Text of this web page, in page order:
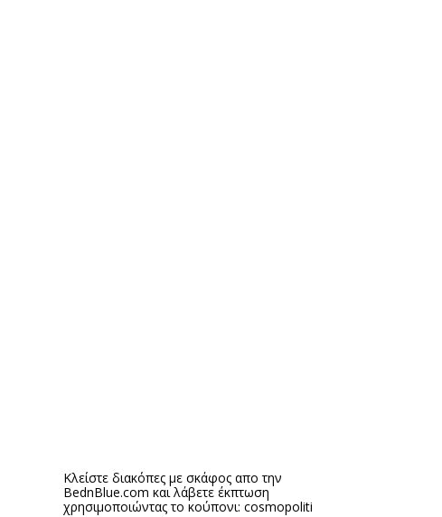
Κλείστε διακόπες με σκάφος απο την
BednBlue.com και λάβετε έκπτωση
χρησιμοποιώντας το κούπονι: cosmopoliti